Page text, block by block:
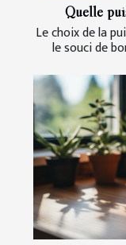
Quelle
Le choix de la
le souci de